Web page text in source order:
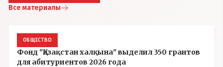
Все материалы
ОБЩЕСТВО
Фонд "Қазақстан халқына" выделил 350 грантов
для абитуриентов 2026 года